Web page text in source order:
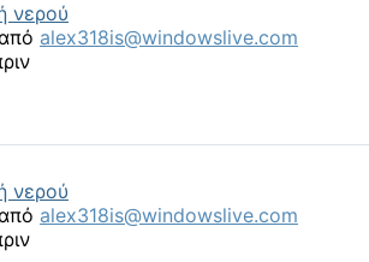
νερού
alex318is@windowslive.com
νερού
alex318is@windowslive.com